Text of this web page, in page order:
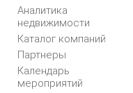
Аналитика
недвижимости
Каталог компаний
Партнеры
Календарь
мероприятий